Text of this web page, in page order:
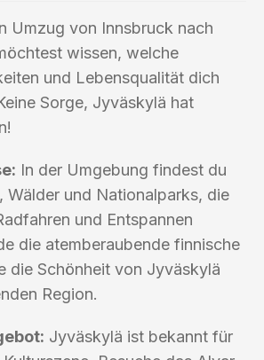
Umzug von Innsbruck nach
wissen, welche
und Lebensqualität dich
Sorge, Jyväskylä hat
In der Umgebung findest du
Wälder und Nationalparks, die
und Entspannen
die atemberaubende finnische
die Schönheit von Jyväskylä
Region.
Jyväskylä ist bekannt für